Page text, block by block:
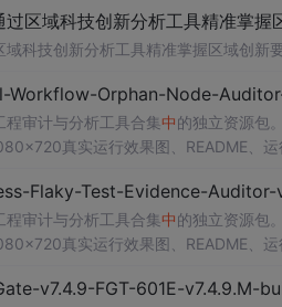
工具，你一定会喜欢它的！
过区域科技创新分析工具精准掌
域科技创新分析工具精准掌握区域创新
Workflow-Orphan-Node-
程审计与分析工具合集 中的独立资源包
真实运行效果图、README、
、官方截图、论文、生产日志或其他受
Flaky-Test-Evidence-Auditor-
程审计与分析工具合集 中的独立资源包
真实运行效果图、README、
、官方截图、论文、生产日志或其他受
v7.4.9-FGT-601E-v7.4.9.M-